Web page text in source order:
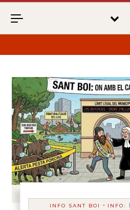
INFO SANT BOI - INFO: